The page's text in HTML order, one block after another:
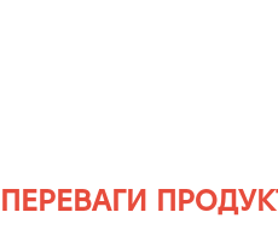
ПЕРЕВАГИ